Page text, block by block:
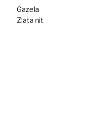
Gazela
Zlata nit